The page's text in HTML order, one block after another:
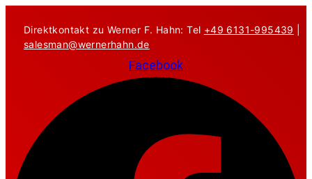
Inhalt
springen
Direktkontakt zu Werner F. Hahn: Tel +49 6131-995439
salesman@wernerhahn.de
Facebook